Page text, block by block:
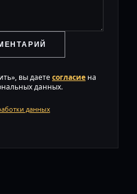
вы даетесогласие на
данных.
данных